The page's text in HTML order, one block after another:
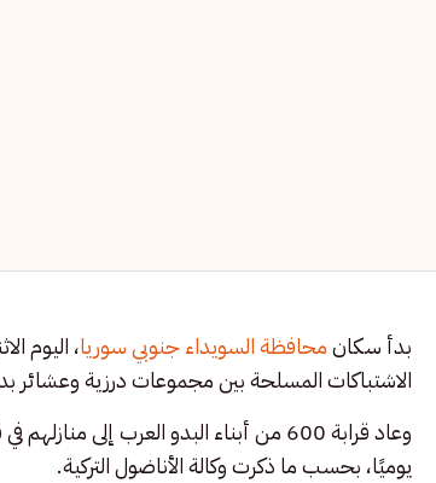
بدأ سكانمحافظة السويداء جنوبي سوريا، اليوم
الاشتباكات المسلحة بين مجموعات درزية وعشائر
وعاد قرابة 600 من أبناء البدو العرب
يوميًا، بحسب ما ذكرت وكالة الأناضول التركية.